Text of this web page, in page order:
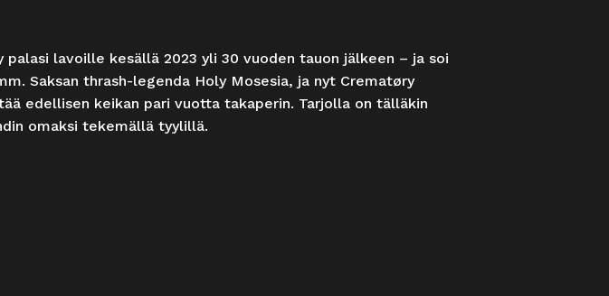
palasi lavoille kesällä 2023 yli 30 vuoden tauon jälkeen – ja soi
Saksan thrash-legenda Holy Mosesia, ja nyt Crematøry
edellisen keikan pari vuotta takaperin. Tarjolla on tälläkin
omaksi tekemällä tyylillä.